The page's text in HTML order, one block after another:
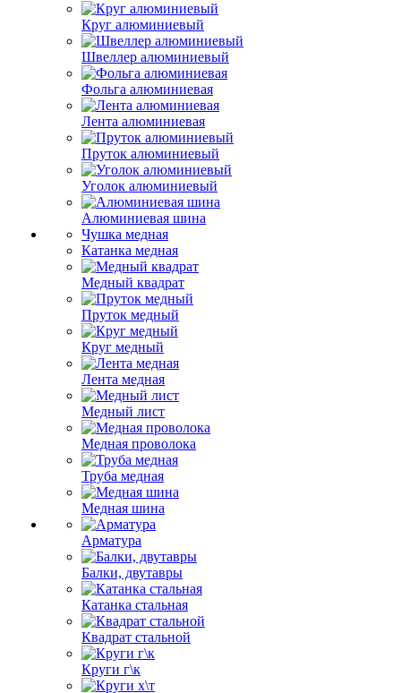
Круг алюминиевый
Швеллер алюминиевый
Фольга алюминиевая
Лента алюминиевая
Пруток алюминиевый
Уголок алюминиевый
Алюминиевая шина
Чушка медная
Катанка медная
Медный квадрат
Пруток медный
Круг медный
Лента медная
Медный лист
Медная проволока
Труба медная
Медная шина
Арматура
Балки, двутавры
Катанка стальная
Квадрат стальной
Круги г\к